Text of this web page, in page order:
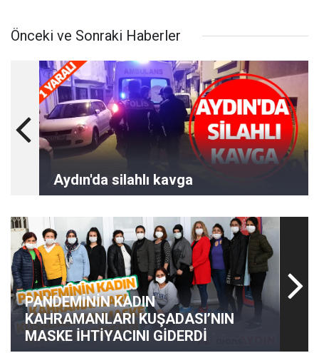
Önceki ve Sonraki Haberler
Aydın'da silahlı kavga
PANDEMİNİN KADIN
KAHRAMANLARI KUŞADASI’NIN
MASKE İHTİYACINI GİDERDİ